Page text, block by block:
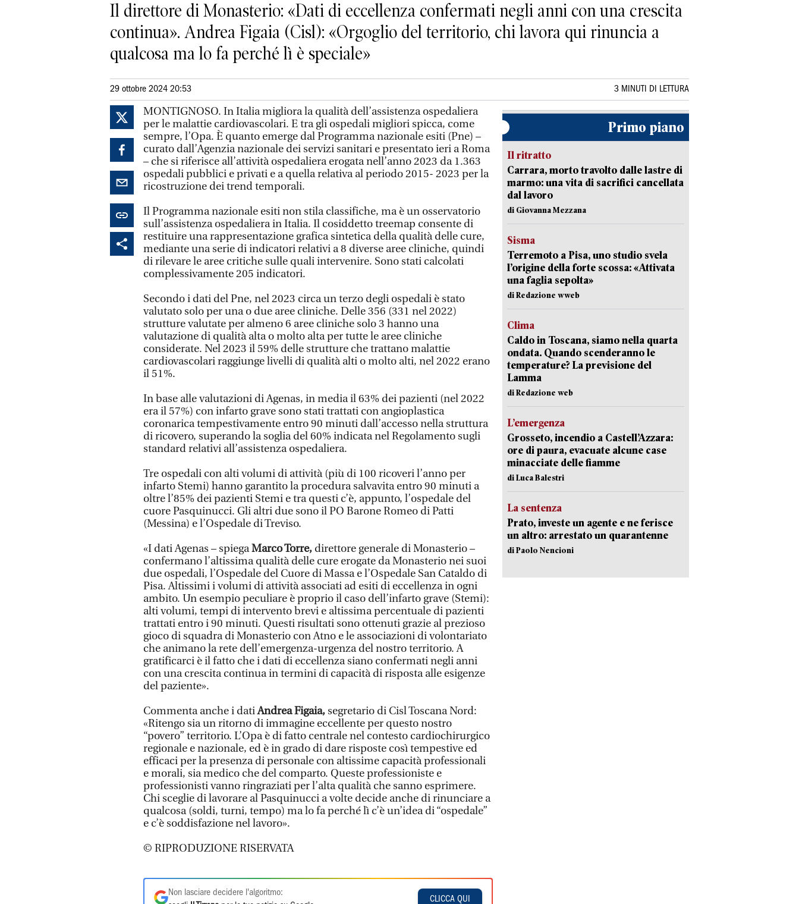
Il direttore di Monasterio: «Dati di eccellenza confermati negli anni con una crescita
continua». Andrea Figaia (Cisl): «Orgoglio del territorio, chi lavora qui rinuncia a
qualcosa ma lo fa perché lì è speciale»
29 ottobre 2024 20:53 3 MINUTI DI LETTURA
MONTIGNOSO. In Italia migliora la qualità dell’assistenza ospedaliera
per le malattie cardiovascolari. E tra gli ospedali migliori spicca, come
sempre, l’Opa. È quanto emerge dal Programma nazionale esiti (Pne) –
curato dall’Agenzia nazionale dei servizi sanitari e presentato ieri a Roma
– che si riferisce all’attività ospedaliera erogata nell’anno 2023 da 1.363
ospedali pubblici e privati e a quella relativa al periodo 2015- 2023 per la
ricostruzione dei trend temporali.
Il Programma nazionale esiti non stila classifiche, ma è un osservatorio
sull’assistenza ospedaliera in Italia. Il cosiddetto treemap consente di
restituire una rappresentazione grafica sintetica della qualità delle cure,
mediante una serie di indicatori relativi a 8 diverse aree cliniche, quindi
di rilevare le aree critiche sulle quali intervenire. Sono stati calcolati
complessivamente 205 indicatori.
Secondo i dati del Pne, nel 2023 circa un terzo degli ospedali è stato
valutato solo per una o due aree cliniche. Delle 356 (331 nel 2022)
strutture valutate per almeno 6 aree cliniche solo 3 hanno una
valutazione di qualità alta o molto alta per tutte le aree cliniche
considerate. Nel 2023 il 59% delle strutture che trattano malattie
cardiovascolari raggiunge livelli di qualità alti o molto alti, nel 2022 erano
il 51%.
In base alle valutazioni di Agenas, in media il 63% dei pazienti (nel 2022
era il 57%) con infarto grave sono stati trattati con angioplastica
coronarica tempestivamente entro 90 minuti dall’accesso nella struttura
di ricovero, superando la soglia del 60% indicata nel Regolamento sugli
standard relativi all’assistenza ospedaliera.
Tre ospedali con alti volumi di attività (più di 100 ricoveri l’anno per
infarto Stemi) hanno garantito la procedura salvavita entro 90 minuti a
oltre l’85% dei pazienti Stemi e tra questi c’è, appunto, l’ospedale del
cuore Pasquinucci. Gli altri due sono il PO Barone Romeo di Patti
(Messina) e l’Ospedale di Treviso.
«I dati Agenas – spiegaMarco Torre, direttore generale di Monasterio –
confermano l’altissima qualità delle cure erogate da Monasterio nei suoi
due ospedali, l’Ospedale del Cuore di Massa e l’Ospedale San Cataldo di
Pisa. Altissimi i volumi di attività associati ad esiti di eccellenza in ogni
ambito. Un esempio peculiare è proprio il caso dell’infarto grave (Stemi):
alti volumi, tempi di intervento brevi e altissima percentuale di pazienti
trattati entro i 90 minuti. Questi risultati sono ottenuti grazie al prezioso
gioco di squadra di Monasterio con Atno e le associazioni di volontariato
che animano la rete dell’emergenza-urgenza del nostro territorio. A
gratificarci è il fatto che i dati di eccellenza siano confermati negli anni
con una crescita continua in termini di capacità di risposta alle esigenze
del paziente».
Commenta anche i datiAndrea Figaia,segretario di Cisl Toscana Nord:
«Ritengo sia un ritorno di immagine eccellente per questo nostro
“povero” territorio. L’Opa è di fatto centrale nel contesto cardiochirurgico
regionale e nazionale, ed è in grado di dare risposte così tempestive ed
efficaci per la presenza di personale con altissime capacità professionali
e morali, sia medico che del comparto. Queste professioniste e
professionisti vanno ringraziati per l’alta qualità che sanno esprimere.
Chi sceglie di lavorare al Pasquinucci a volte decide anche di rinunciare a
qualcosa (soldi, turni, tempo) ma lo fa perché lì c’è un’idea di “ospedale”
e c’è soddisfazione nel lavoro».
© RIPRODUZIONE RISERVATA
Non lasciare decidere l'algoritmo:
CLICCA QUI
Primo piano
Il ritratto
Carrara, morto travolto dalle lastre di
marmo: una vita di sacrifici cancellata
dal lavoro
di Giovanna Mezzana
Sisma
Terremoto a Pisa, uno studio svela
l’origine della forte scossa: «Attivata
una faglia sepolta»
di Redazione wweb
Clima
Caldo in Toscana, siamo nella quarta
ondata. Quando scenderanno le
temperature? La previsione del
Lamma
di Redazione web
L’emergenza
Grosseto, incendio a Castell’Azzara:
ore di paura, evacuate alcune case
minacciate delle fiamme
di Luca Balestri
La sentenza
Prato, investe un agente e ne ferisce
un altro: arrestato un quarantenne
di Paolo Nencioni